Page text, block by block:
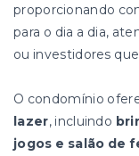
proporcionando
para o dia a dia,
ou investidores
O condomínio
lazer, incluindo
jogos e salão de